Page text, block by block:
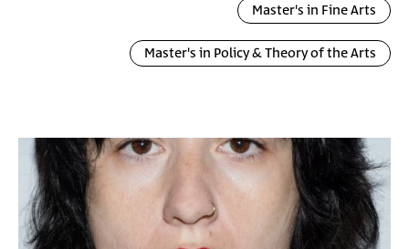
Master's in Fine Arts
Master's in Policy & Theory of the Arts